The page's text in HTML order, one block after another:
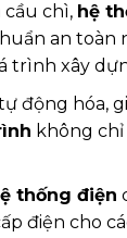
cầu chì, hệ
an toàn
trình xây
động hóa,
không
thống điện
điện cho